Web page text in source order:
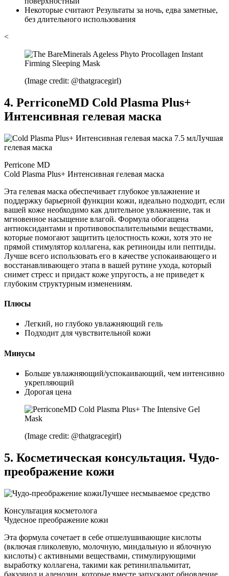
Некоторые считают Результаты за ночь, едва заметные,
без длительного использования
<
(Image credit: @thatgracegirl)
4. PerriconeMD Cold Plasma Plus+
Интенсивная гелевая маска
Лучшая
гелевая маска
Perricone MD
Cold Plasma Plus+ Интенсивная гелевая маска
Эта гелевая маска обеспечивает глубокое увлажнение и
поддержку барьерной функции кожи, идеально подходит, если
вашей коже необходимо как длительное увлажнение, так и
мгновенное насыщение влагой. Формула обогащена
антиоксидантами и противовоспалительными веществами,
которые помогают защитить целостность кожи, хотя это не
прямой стимулятор коллагена, как ретиноиды или пептиды.
Лучше всего использовать его в качестве успокаивающего и
восстанавливающего этапа в вашей рутине ухода, который
снимет стресс и придаст коже упругость, а не приведет к
глубоким структурным изменениям.
Плюсы
Легкий, но глубоко увлажняющий гель
Подходит для чувствительной кожи
Минусы
Больше увлажняющий/успокаивающий, чем интенсивно
укрепляющий
Дорогая цена
(Image credit: @thatgracegirl)
5. Косметическая консультация. Чудо-
преображение кожи
Лучшее несмываемое средство
Консультация косметолога
Чудесное преображение кожи
Эта формула сочетает в себе отшелушивающие кислоты
(включая гликолевую, молочную, миндальную и яблочную
кислоты) с активными веществами, стимулирующими
выработку коллагена, такими как ретинилпальмитат,
бакучиол и аденозин, которые вместе запускают обновление